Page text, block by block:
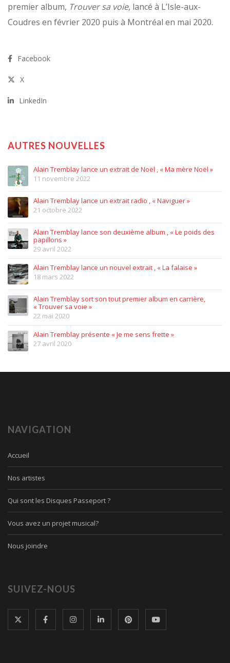
premier album, Trouver sa voie, lancé à L’Isle-aux-
Coudres en février 2020 puis à Montréal en mai 2020.
Facebook
X
LinkedIn
AUTRES NOUVELLES
Alain Tremblay lance un extrait de Noël , « Ma mère Noël »
11 novembre 2022
Alain Tremblay lance un extrait radio , « Naviguer »
21 octobre 2022
Alain Tremblay lance son deuxième album , « Le poids des
papillons »
29 avril 2022
Alain Tremblay lance un nouvel extrait , « La falaise »
18 mars 2022
Alain Tremblay sort son tout premier album en carrière,
« Trouver sa voie »
22 mai 2020
Alain Tremblay présente « Je me sens frette »
27 avril 2020
NAVIGATION
Accueil
Nos artistes
Qui sont les Disques Passeport ?
Vous avez un projet musical?
Nous joindre
SUIVEZ-NOUS